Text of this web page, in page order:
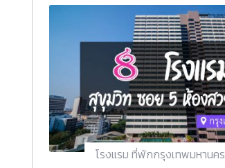
โรงแรม ที่พักกรุงเทพมหานคร